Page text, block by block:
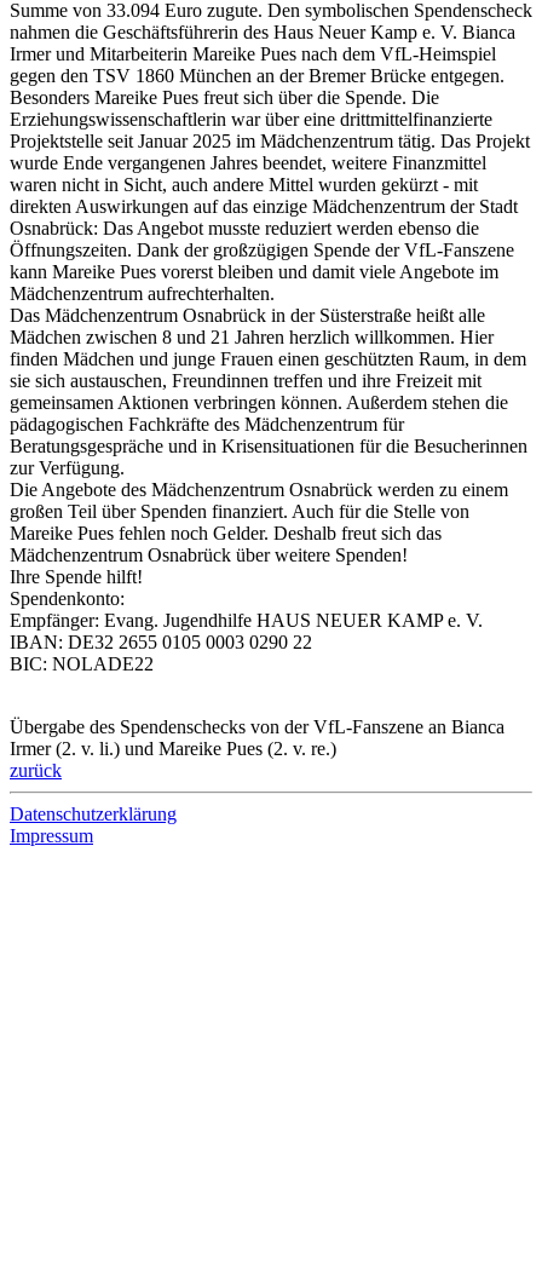
Summe von 33.094 Euro zugute. Den symbolischen Spendenscheck
nahmen die Geschäftsführerin des Haus Neuer Kamp e. V. Bianca
Irmer und Mitarbeiterin Mareike Pues nach dem VfL-Heimspiel
gegen den TSV 1860 München an der Bremer Brücke entgegen.
Besonders Mareike Pues freut sich über die Spende. Die
Erziehungswissenschaftlerin war über eine drittmittelfinanzierte
Projektstelle seit Januar 2025 im Mädchenzentrum tätig. Das Projekt
wurde Ende vergangenen Jahres beendet, weitere Finanzmittel
waren nicht in Sicht, auch andere Mittel wurden gekürzt - mit
direkten Auswirkungen auf das einzige Mädchenzentrum der Stadt
Osnabrück: Das Angebot musste reduziert werden ebenso die
Öffnungszeiten. Dank der großzügigen Spende der VfL-Fanszene
kann Mareike Pues vorerst bleiben und damit viele Angebote im
Mädchenzentrum aufrechterhalten.
Das Mädchenzentrum Osnabrück in der Süsterstraße heißt alle
Mädchen zwischen 8 und 21 Jahren herzlich willkommen. Hier
finden Mädchen und junge Frauen einen geschützten Raum, in dem
sie sich austauschen, Freundinnen treffen und ihre Freizeit mit
gemeinsamen Aktionen verbringen können. Außerdem stehen die
pädagogischen Fachkräfte des Mädchenzentrum für
Beratungsgespräche und in Krisensituationen für die Besucherinnen
zur Verfügung.
Die Angebote des Mädchenzentrum Osnabrück werden zu einem
großen Teil über Spenden finanziert. Auch für die Stelle von
Mareike Pues fehlen noch Gelder. Deshalb freut sich das
Mädchenzentrum Osnabrück über weitere Spenden!
Ihre Spende hilft!
Spendenkonto:
Empfänger: Evang. Jugendhilfe HAUS NEUER KAMP e. V.
IBAN: DE32 2655 0105 0003 0290 22
BIC: NOLADE22
Übergabe des Spendenschecks von der VfL-Fanszene an Bianca
Irmer (2. v. li.) und Mareike Pues (2. v. re.)
zurück
Datenschutzerklärung
Impressum